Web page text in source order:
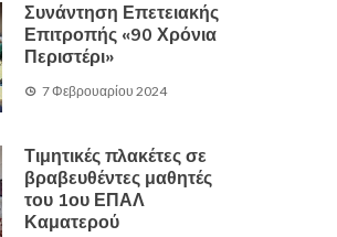
Συνάντηση Επετειακής
Επιτροπής «90 Χρόνια
Περιστέρι»
7 Φεβρουαρίου 2024
Τιμητικές πλακέτες σε
βραβευθέντες μαθητές
του 1ου ΕΠΑΛ
Καματερού